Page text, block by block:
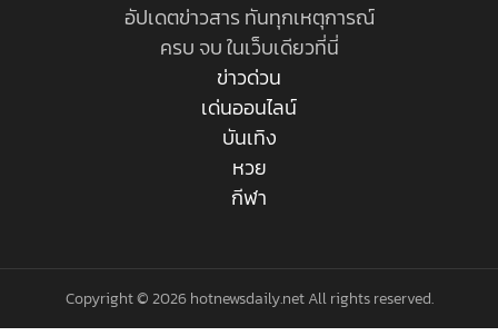
อัปเดตข่าวสาร ทันทุกเหตุการณ์
ครบ จบ ในเว็บเดียวที่นี่
ข่าวด่วน
เด่นออนไลน์
บันเทิง
หวย
กีฬา
Copyright © 2026 hotnewsdaily.net All rights reserved.